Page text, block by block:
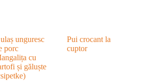
unguresc
porc
cu
și găluște
Pui crocant la
cuptor